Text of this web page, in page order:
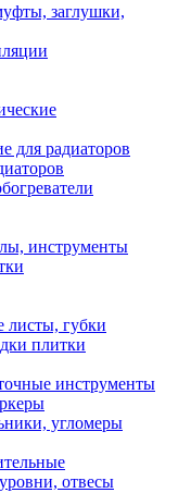
заглушки,
для радиаторов
инструменты
губки
плитки
инструменты
угломеры
отвесы